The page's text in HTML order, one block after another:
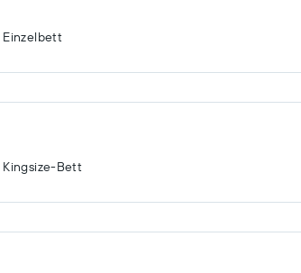
Einzelbett
Kingsize-Bett